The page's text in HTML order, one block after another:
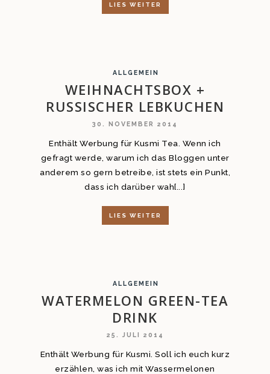
LIES WEITER
ALLGEMEIN
WEIHNACHTSBOX +
RUSSISCHER LEBKUCHEN
30. NOVEMBER 2014
Enthält Werbung für Kusmi Tea. Wenn ich
gefragt werde, warum ich das Bloggen unter
anderem so gern betreibe, ist stets ein Punkt,
dass ich darüber wah[...]
LIES WEITER
ALLGEMEIN
WATERMELON GREEN-TEA
DRINK
25. JULI 2014
Enthält Werbung für Kusmi. Soll ich euch kurz
erzählen, was ich mit Wassermelonen